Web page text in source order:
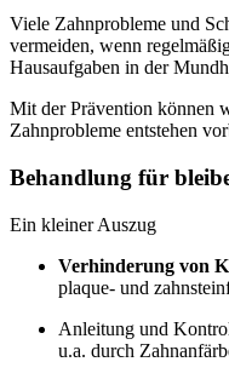
Viele Zahnprobleme und
vermeiden, wenn
Hausaufgaben in der
Mit der Prävention können
Zahnprobleme entstehen
Behandlung für
Ein kleiner Auszug
Verhinderung von
plaque- und
Anleitung und
u.a. durch